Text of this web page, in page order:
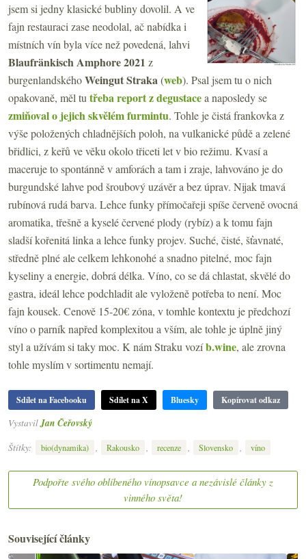
jsem si jedny klasické bubliny dovolil. A ve
fajn restauraci zase neodolal, ač nabídka i
místních vín byla více než povedená, lahvi
Blaufränkisch Amphore 2021 z
burgenlandskéhoWeingut Straka(web). Psal jsem tu o nich
opakovaně, měl tu třeba report z degustacea naposledy se
zmiňoval o jejich skvělém furmintu. Tohle je čistá frankovka z
výše položených chladnějších poloh, na vulkanické půdě a zelené
břidlici, z keřů ve věku okolo třiceti let v bio režimu. Kvasí a
maceruje to spontánně v amforách a tam i zraje, lahvováno je do
burgundské lahve pod šroubový uzávěr a bez úprav. Nijak tmavá
rubínová rudá barva. Lehce funky přímočařeji spíše červeně ovocná
aromatika, třešně a kyselé červené plody (rybíz) a k tomu fajn
sladší kořenitá linka a lehce funky projev. Suché, čisté, šťavnaté,
středně plné ale celkem lehkonohé a snadno pitelné, moc fajn
kyseliny a energie, dobrá délka. Víno, co se dá chlastat, skvělé do
gastra, ideál lehce podchladit ale vyloženě potřeba to není. Moc
fajn kousek. Cenově 15-20€ zóna, v tomhle kontextu je předchozí
víno o parník napřed komplexitou a vším, ale tohle je úplně jiný
styl a užívám si taky moc. K nám Straku vozíb.wine, ale zrovna
tohle myslím v sortimentu nemají.
Sdílet na Facebooku Sdílet na X Bluesky Kopírovat odkaz
Vystavil Jan Čeřovský
Štítky:
bio(dynamika) , Rakousko , recenze , Slovensko , víno
Podpořte svého oblíbeného vínopsavce a nezávislé články z
vinného světa!
Související články